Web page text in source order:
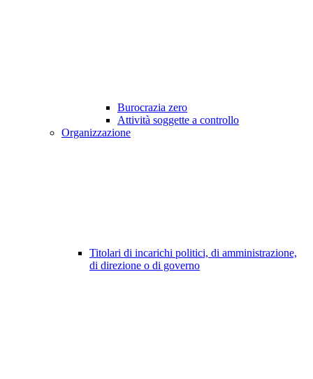
Burocrazia zero
Attività soggette a controllo
Organizzazione
Titolari di incarichi politici, di amministrazione,
di direzione o di governo